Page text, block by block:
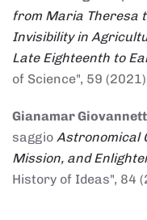
from Maria Theresa
Invisibility in
Late Eighteenth to
of Science", 59
Gianamar
saggio Astronomical
Mission, and
History of Ideas", 84